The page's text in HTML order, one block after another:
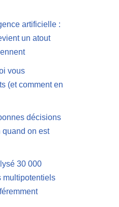
artificielle :
un atout
vous
(et comment en
décisions
quand on est
30 000
multipotentiels